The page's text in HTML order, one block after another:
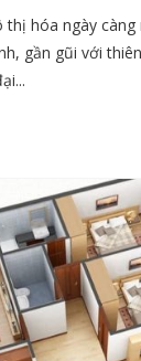
thị hóa ngày càng
gần gũi với